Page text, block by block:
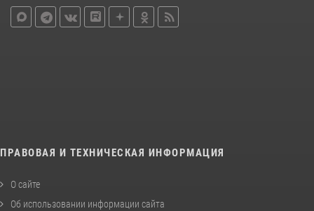
ПРАВОВАЯ И ТЕХНИЧЕСКАЯ ИНФОРМАЦИЯ
О сайте
Об использовании информации сайта